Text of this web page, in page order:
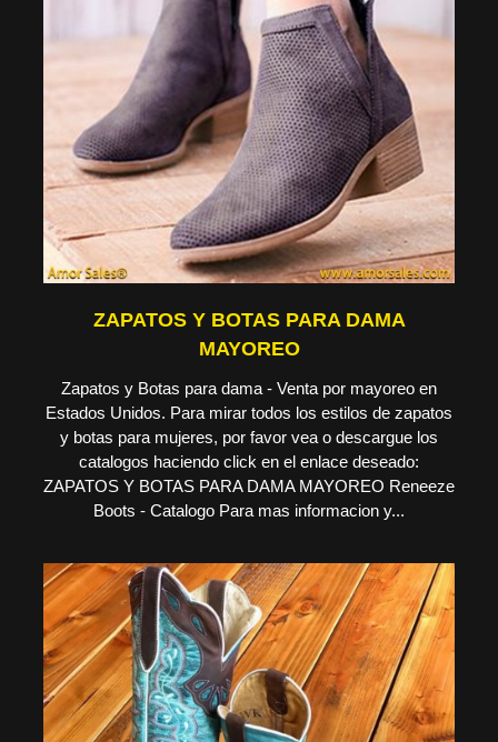
ZAPATOS Y BOTAS PARA DAMA
MAYOREO
Zapatos y Botas para dama - Venta por mayoreo en
Estados Unidos. Para mirar todos los estilos de zapatos
y botas para mujeres, por favor vea o descargue los
catalogos haciendo click en el enlace deseado:
ZAPATOS Y BOTAS PARA DAMA MAYOREO Reneeze
Boots - Catalogo Para mas informacion y...